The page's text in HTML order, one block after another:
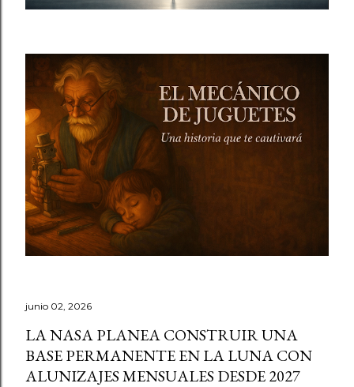
junio 02, 2026
LA NASA PLANEA CONSTRUIR UNA
BASE PERMANENTE EN LA LUNA CON
ALUNIZAJES MENSUALES DESDE 2027